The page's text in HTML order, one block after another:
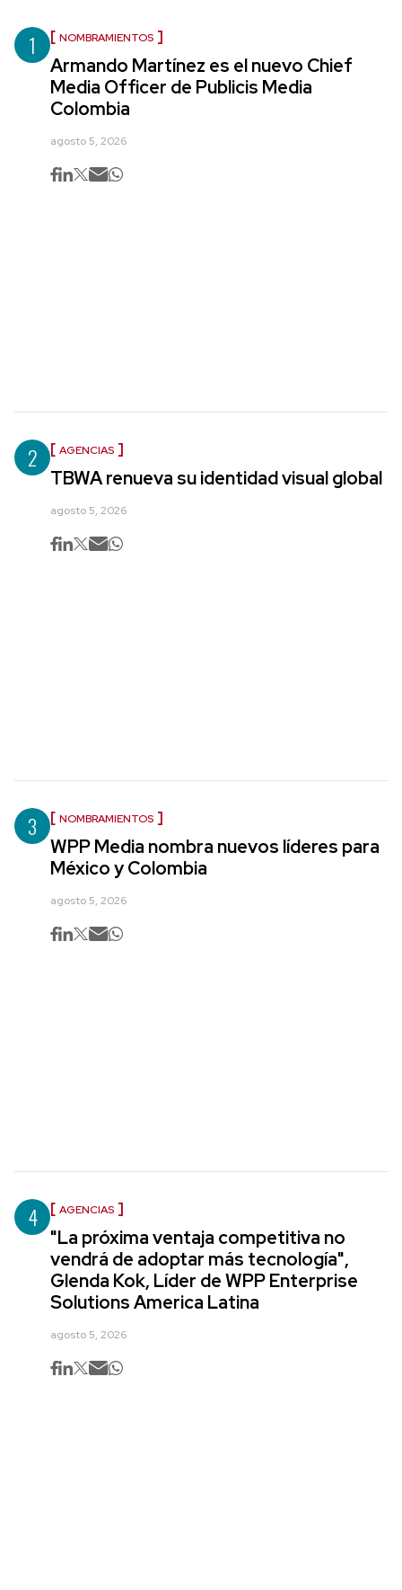
1 NOMBRAMIENTOS
Armando Martínez es el nuevo Chief
Media Officer de Publicis Media
Colombia
agosto 5, 2026
2 AGENCIAS
TBWA renueva su identidad visual global
agosto 5, 2026
3 NOMBRAMIENTOS
WPP Media nombra nuevos líderes para
México y Colombia
agosto 5, 2026
4 AGENCIAS
"La próxima ventaja competitiva no
vendrá de adoptar más tecnología",
Glenda Kok, Líder de WPP Enterprise
Solutions America Latina
agosto 5, 2026